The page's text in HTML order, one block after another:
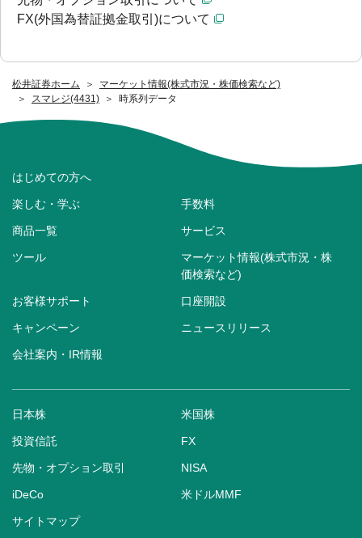
松井証券ホーム
マーケット情報(株式市況・株価検索など)
スマレジ(4431)
時系列データ
FX(外国為替証拠金取引)について
はじめての方へ
楽しむ・学ぶ 手数料
商品一覧 サービス
ツール
マーケット情報(株式市況・株
価検索など)
お客様サポート 口座開設
キャンペーン ニュースリリース
会社案内・IR情報
日本株 米国株
投資信託 FX
先物・オプション取引 NISA
iDeCo 米ドルMMF
サイトマップ